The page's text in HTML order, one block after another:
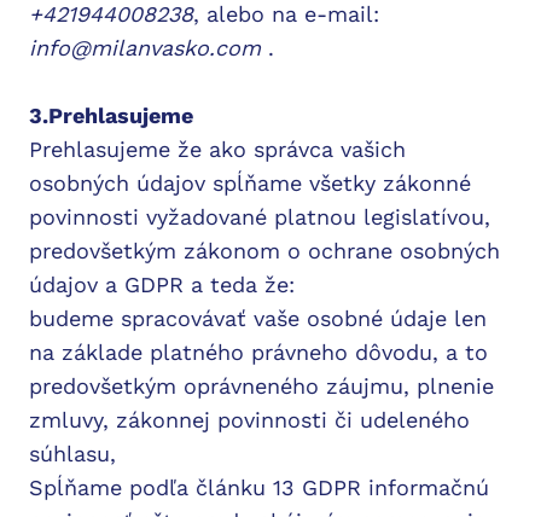
+421944008238, alebo na e-mail:
info@milanvasko.com .
3.Prehlasujeme
Prehlasujeme že ako správca vašich
osobných údajov spĺňame všetky zákonné
povinnosti vyžadované platnou legislatívou,
predovšetkým zákonom o ochrane osobných
údajov a GDPR a teda že:
budeme spracovávať vaše osobné údaje len
na základe platného právneho dôvodu, a to
predovšetkým oprávneného záujmu, plnenie
zmluvy, zákonnej povinnosti či udeleného
súhlasu,
Spĺňame podľa článku 13 GDPR informačnú